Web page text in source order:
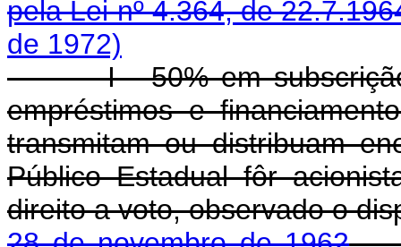
pela Lei nº 4.364, de
de 1972)
I - 50% em subscrição
empréstimos e
transmitam ou distribuam
Público Estadual fôr
direito a voto, observado o